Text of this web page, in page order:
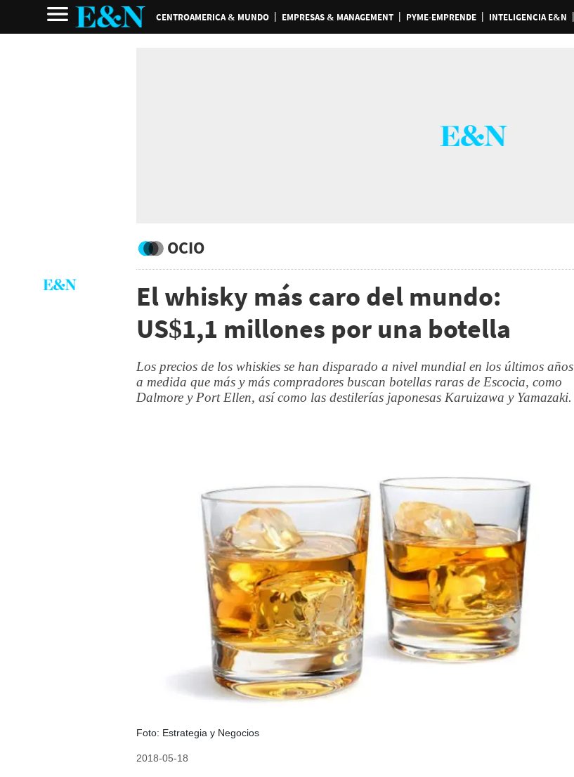
CENTROAMERICA & MUNDO EMPRESAS & MANAGEMENT PYME-EMPRENDE INTELIGENCIA E&N
OCIO
El whisky más caro del mundo:
US$1,1 millones por una botella
Los precios de los whiskies se han disparado a nivel mundial en los últimos años
a medida que más y más compradores buscan botellas raras de Escocia, como
Dalmore y Port Ellen, así como las destilerías japonesas Karuizawa y Yamazaki.
Foto: Estrategia y Negocios
2018-05-18